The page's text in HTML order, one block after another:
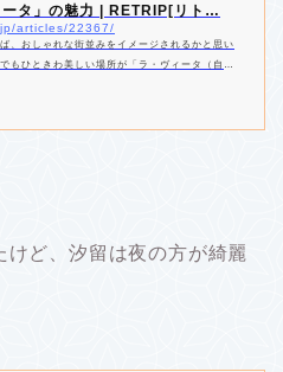
ータ」の魅力 | RETRIP[リト…
articles/22367/
、おしゃれな街並みをイメージされるかと思い
もひときわ美しい場所が「ラ・ヴィータ（自由
ど、汐留は夜の方が綺麗